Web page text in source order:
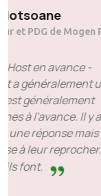
longueur
conscient
cas où j'ai
n'est pas
sont bons